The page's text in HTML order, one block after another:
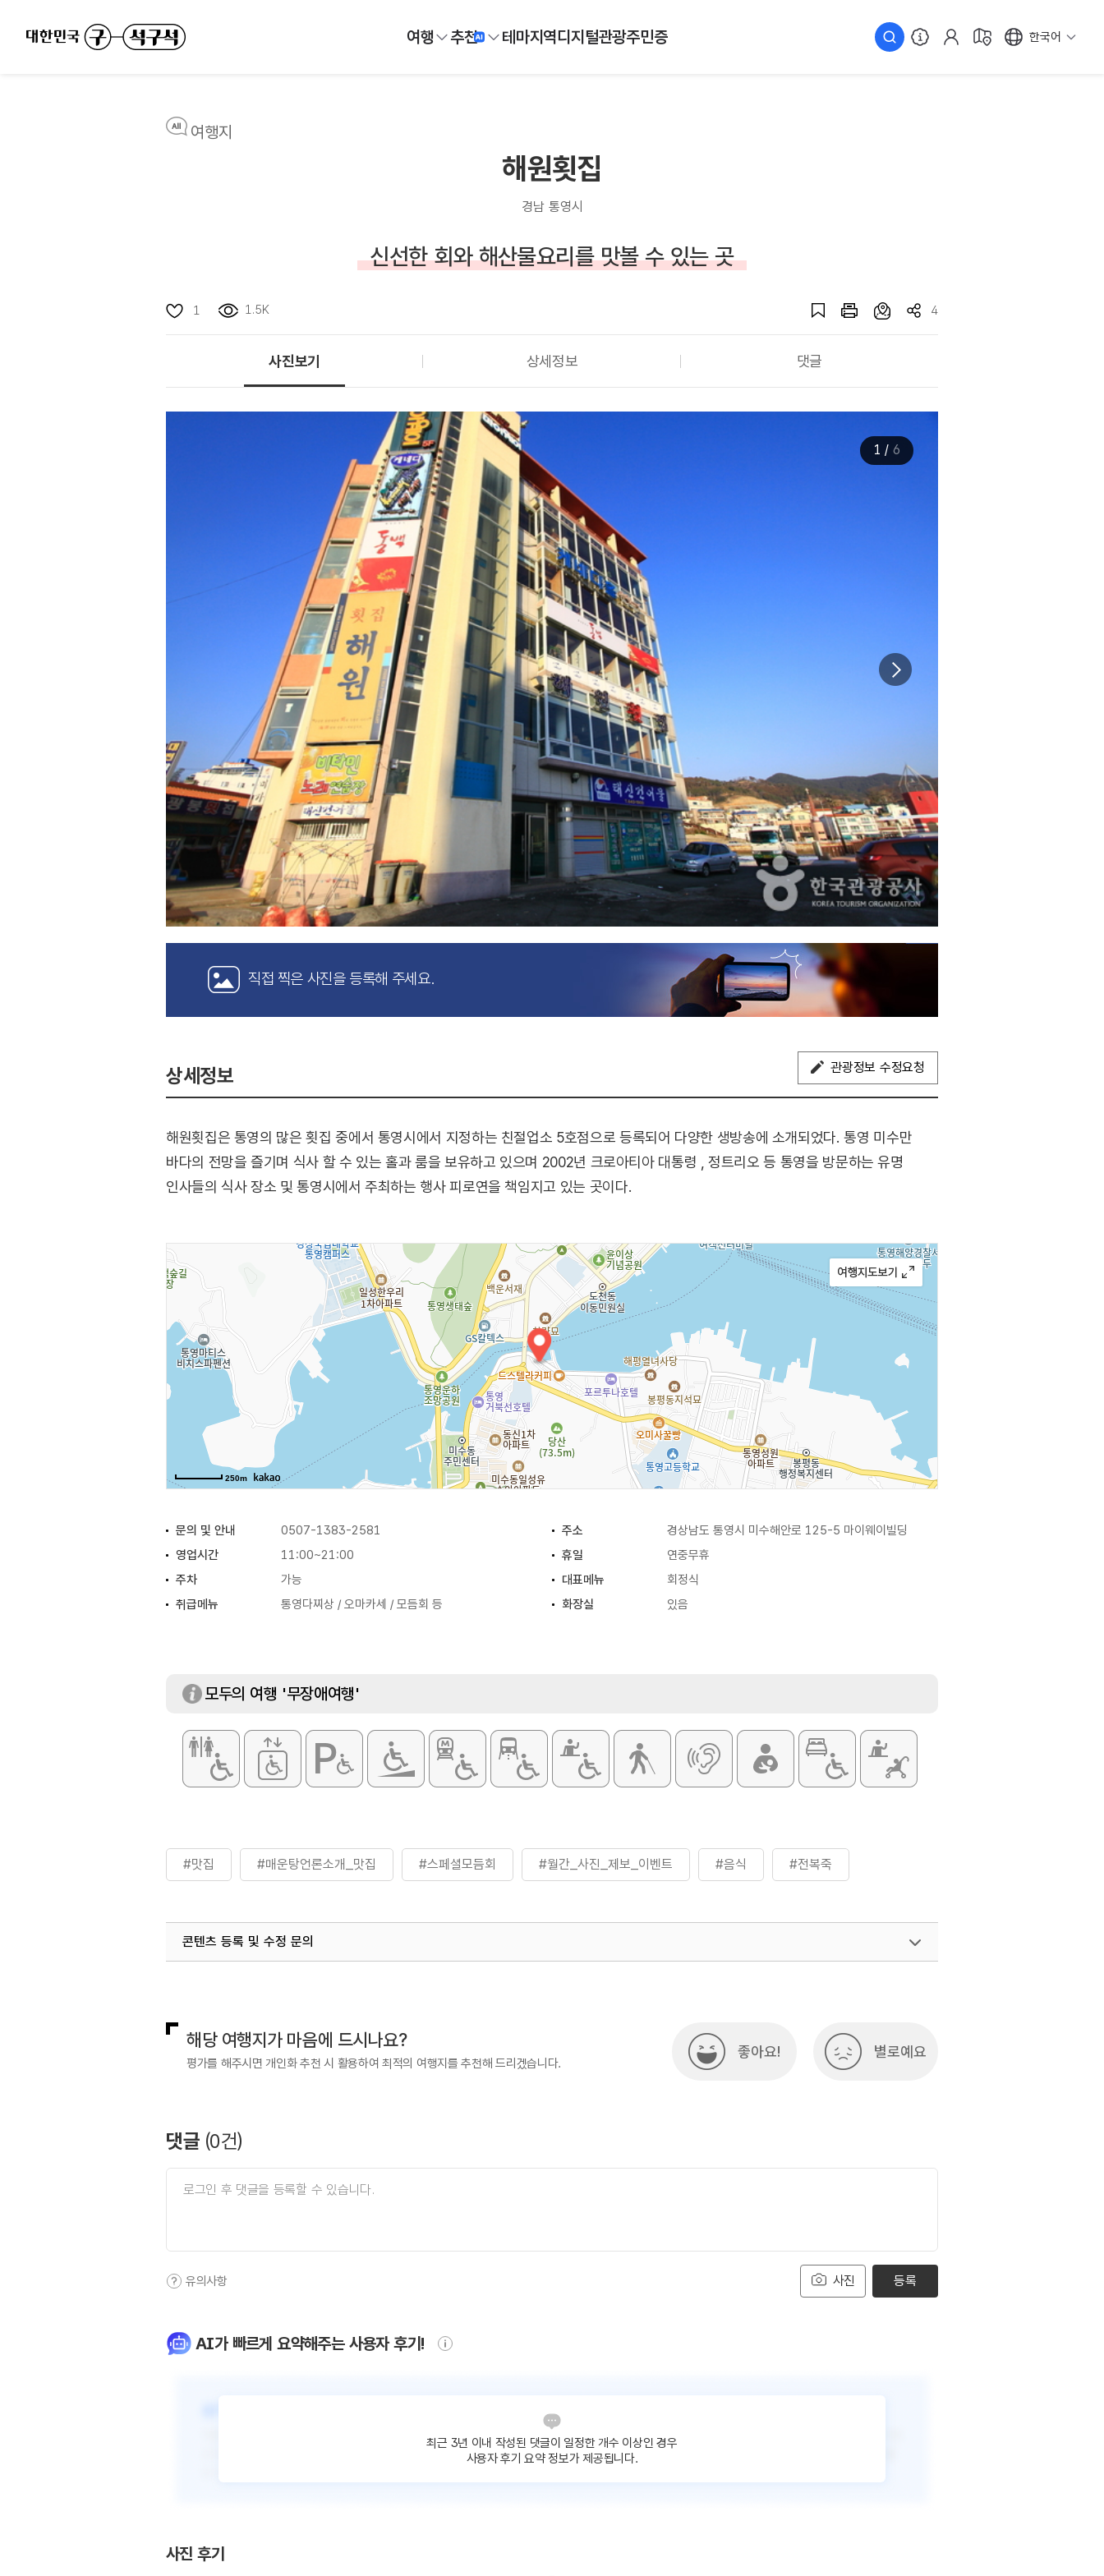
여행 추천 테마지역디지털관광주민증 한국어
여행지
해원횟집
경남 통영시
신선한 회와 해산물요리를 맛볼 수 있는 곳
1 1.5K 4
사진보기 상세정보 댓글
1 / 6
직접 찍은 사진을 등록해 주세요.
상세정보 관광정보 수정요청
해원횟집은 통영의 많은 횟집 중에서 통영시에서 지정하는 친절업소 5호점으로 등록되어 다양한 생방송에 소개되었다. 통영 미수만
바다의 전망을 즐기며 식사 할 수 있는 홀과 룸을 보유하고 있으며 2002년 크로아티아 대통령 , 정트리오 등 통영을 방문하는 유명
인사들의 식사 장소 및 통영시에서 주최하는 행사 피로연을 책임지고 있는 곳이다.
250m
문의 및 안내 0507-1383-2581 주소
경상남도 통영시 미수해안로 125-5 마이웨이빌딩
영업시간
11:00~21:00 휴일
연중무휴
주차
가능 대표메뉴
회정식
취급메뉴
통영다찌상 / 오마카세 / 모듬회 등 화장실 있음
모두의 여행 '무장애여행'
#맛집 #매운탕언론소개_맛집 #스페셜모듬회 #월간_사진_제보_이벤트 #음식 #전복죽
콘텐츠 등록 및 수정 문의
해당 여행지가 마음에 드시나요?
평가를 해주시면 개인화 추천 시 활용하여 최적의 여행지를 추천해 드리겠습니다.
좋아요! 별로예요
댓글 (0건)
사진
유의사항 등록
AI가 빠르게 요약해주는 사용자 후기!
최근 3년 이내 작성된 댓글이 일정한 개수 이상인 경우
사용자 후기 요약 정보가 제공됩니다.
사진 후기